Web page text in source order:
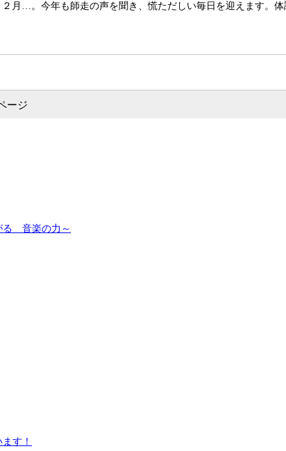
月…。今年も師走の声を聞き、慌ただしい毎日を迎えます。体
ージ
音楽の力～
す！